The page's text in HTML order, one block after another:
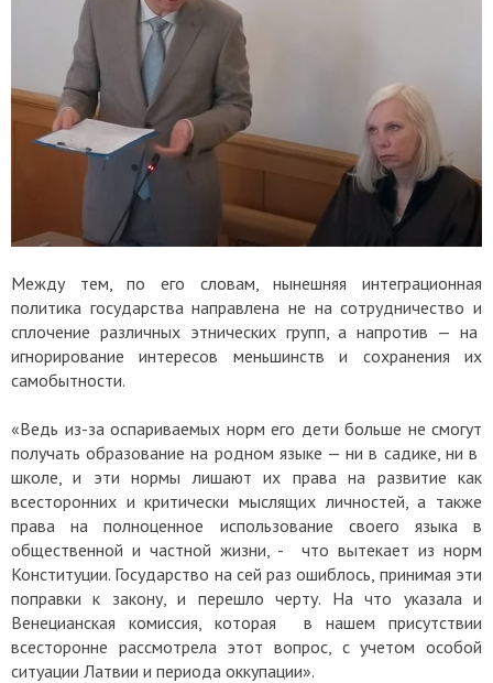
Между тем, по его словам, нынешняя интеграционная
политика государства направлена не на сотрудничество и
сплочение различных этнических групп, а напротив — на
игнорирование интересов меньшинств и сохранения их
самобытности.
«Ведь из-за оспариваемых норм его дети больше не смогут
получать образование на родном языке — ни в садике, ни в
школе, и эти нормы лишают их права на развитие как
всесторонних и критически мыслящих личностей, а также
права на полноценное использование своего языка в
общественной и частной жизни, - что вытекает из норм
Конституции. Государство на сей раз ошиблось, принимая эти
поправки к закону, и перешло черту. На что указала и
Венецианская комиссия, которая в нашем присутствии
всесторонне рассмотрела этот вопрос, с учетом особой
ситуации Латвии и периода оккупации».